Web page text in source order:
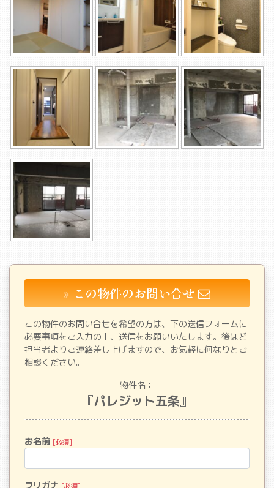
この物件のお問い合せ
この物件のお問い合せを希望の方は、下の送信フォームに
必要事項をご入力の上、送信をお願いいたします。後ほど
担当者よりご連絡差し上げますので、お気軽に何なりとご
相談ください。
物件名：
『パレジット五条』
お名前 [必須]
フリガナ